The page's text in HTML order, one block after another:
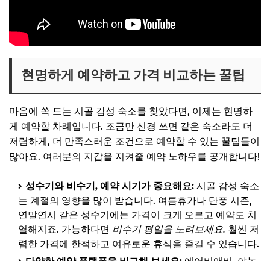
현명하게 예약하고 가격 비교하는 꿀팁
마음에 쏙 드는 시골 감성 숙소를 찾았다면, 이제는 현명하
게 예약할 차례입니다. 조금만 신경 쓰면 같은 숙소라도 더
저렴하게, 더 만족스러운 조건으로 예약할 수 있는 꿀팁들이
많아요. 여러분의 지갑을 지켜줄 예약 노하우를 공개합니다!
성수기와 비수기, 예약 시기가 중요해요: 시골 감성 숙소
는 계절의 영향을 많이 받습니다. 여름휴가나 단풍 시즌,
연말연시 같은 성수기에는 가격이 크게 오르고 예약도 치
열해지죠. 가능하다면 비수기 평일을 노려보세요. 훨씬 저
렴한 가격에 한적하고 여유로운 휴식을 즐길 수 있습니다.